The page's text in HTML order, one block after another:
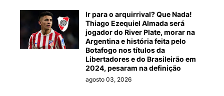
Ir para o arquirrival? Que Nada!
Thiago Ezequiel Almada será
jogador do River Plate, morar na
Argentina e história feita pelo
Botafogo nos títulos da
Libertadores e do Brasileirão em
2024, pesaram na definição
agosto 03, 2026